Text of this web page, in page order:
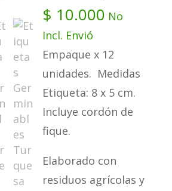
$ 10.000 No
Incl. Envió
Empaque x 12
unidades. Medidas
Etiqueta: 8 x 5 cm.
Incluye cordón de
fique.
Elaborado con
residuos agrícolas y